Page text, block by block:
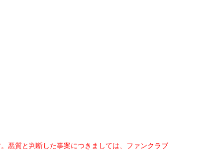
悪質と判断した事案につきましては、ファンクラブ